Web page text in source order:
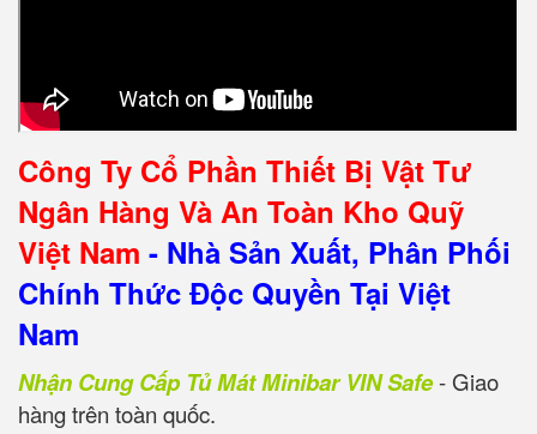
Công Ty Cổ Phần Thiết Bị Vật Tư
Ngân Hàng Và An Toàn Kho Quỹ
Việt Nam - Nhà Sản Xuất, Phân Phối
Chính Thức Độc Quyền Tại Việt
Nam
Nhận Cung Cấp Tủ Mát Minibar VIN Safe- Giao
hàng trên toàn quốc.